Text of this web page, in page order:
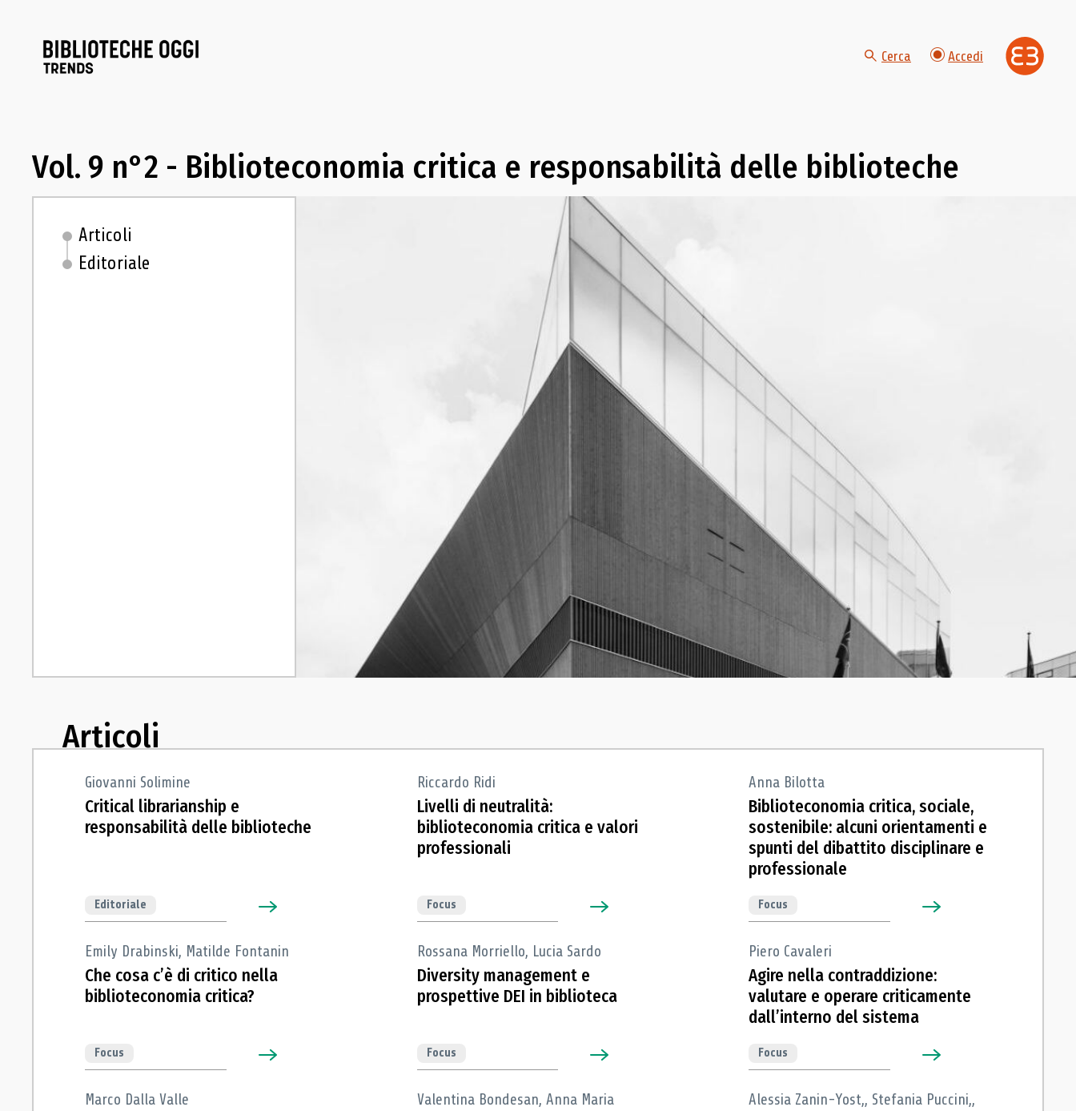
Cerca Accedi
Vol. 9 n°2 - Biblioteconomia critica e responsabilità delle biblioteche
Articoli
Editoriale
Articoli
Giovanni Solimine
Critical librarianship e
responsabilità delle biblioteche
Editoriale
Riccardo Ridi
Livelli di neutralità:
biblioteconomia critica e valori
professionali
Focus
Anna Bilotta
Biblioteconomia critica, sociale,
sostenibile: alcuni orientamenti e
spunti del dibattito disciplinare e
professionale
Focus
Emily Drabinski, Matilde Fontanin
Che cosa c’è di critico nella
biblioteconomia critica?
Focus
Rossana Morriello, Lucia Sardo
Diversity management e
prospettive DEI in biblioteca
Focus
Piero Cavaleri
Agire nella contraddizione:
valutare e operare criticamente
dall’interno del sistema
Focus
Marco Dalla Valle
Valentina Bondesan, Anna Maria
Alessia Zanin-Yost,, Stefania Puccini,,